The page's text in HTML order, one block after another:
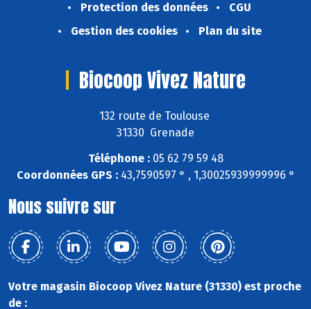
Protection des données
CGU
Gestion des cookies
Plan du site
Biocoop Vivez Nature
132 route de Toulouse
31330 Grenade
Téléphone :05 62 79 59 48
Coordonnées GPS :43,7590597 ° , 1,30025939999996 °
Nous suivre sur
Votre magasin Biocoop Vivez Nature (31330) est proche
de :